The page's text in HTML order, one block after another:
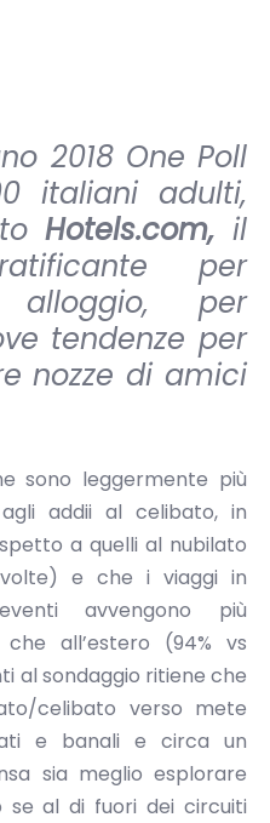
2018 One Poll
italiani adulti,
Hotels.com, il
per
per
tendenze per
nozze di amici
sono leggermente più
addii al celibato, in
a quelli al nubilato
e che i viaggi in
avvengono più
all’estero (94% vs
al sondaggio ritiene che
celibato verso mete
e banali e circa un
sia meglio esplorare
se al di fuori dei circuiti